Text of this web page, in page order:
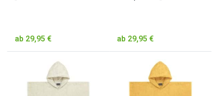
ab 29,95 € ab 29,95 €